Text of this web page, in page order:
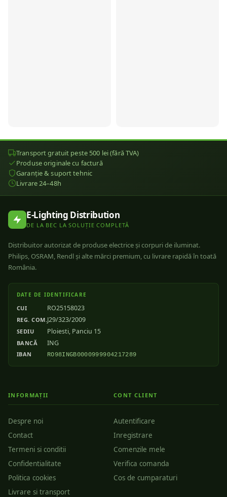
Transport gratuit peste 500 lei (fără TVA)
Produse originale cu factură
Garanție & suport tehnic
Livrare 24–48h
E-Lighting Distribution
DE LA BEC LA SOLUȚIE COMPLETĂ
Distribuitor autorizat de produse electrice și corpuri de iluminat.
Philips, OSRAM, Rendl și alte mărci premium, cu livrare rapidă în toată
România.
DATE DE IDENTIFICARE
CUI RO25158023
REG. COM.J29/323/2009
SEDIU Ploiesti, Panciu 15
BANCĂ ING
IBAN RO98INGB0000999904217289
INFORMAȚII
Despre noi
Contact
Termeni si conditii
Confidentialitate
Politica cookies
Livrare si transport
CONT CLIENT
Autentificare
Inregistrare
Comenzile mele
Verifica comanda
Cos de cumparaturi